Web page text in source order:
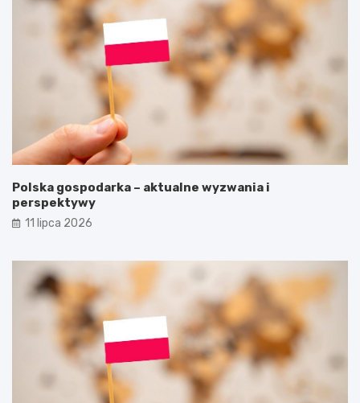
Polska gospodarka – aktualne wyzwania i
perspektywy
11 lipca 2026